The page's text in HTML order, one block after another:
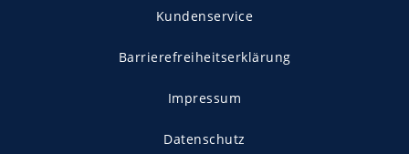
Kundenservice
Barrierefreiheitserklärung
Impressum
Datenschutz